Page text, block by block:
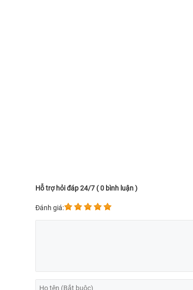
Hỗ trợ hỏi đáp 24/7 ( 0 bình luận )
Đánh giá: